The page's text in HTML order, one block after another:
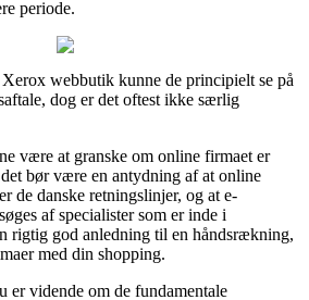
periode.
webbutik kunne de principielt se på
dog er det oftest ikke særlig
være at granske om online firmaet er
bør være en antydning af at online
de danske retningslinjer, og at e-
af specialister som er inde i
rigtig god anledning til en håndsrækning,
med din shopping.
er vidende om de fundamentale